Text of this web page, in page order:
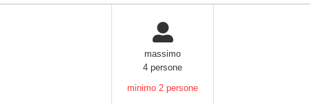
anni:
massimo
4 persone
minimo 2 persone